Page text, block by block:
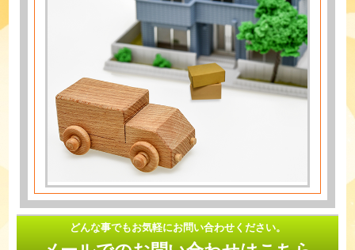
どんな事でもお気軽にお問い合わせください。